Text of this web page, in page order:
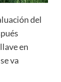
del
en
va